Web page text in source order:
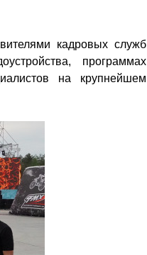
кадровых служб
программах
на крупнейшем